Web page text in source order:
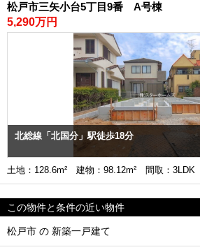
松戸市三矢小台5丁目9番 A号棟
5,290万円
北総線「北国分」駅徒歩18分
土地：128.6m² 建物：98.12m² 間取：3LDK
この物件と条件の近い物件
松戸市 の 新築一戸建て